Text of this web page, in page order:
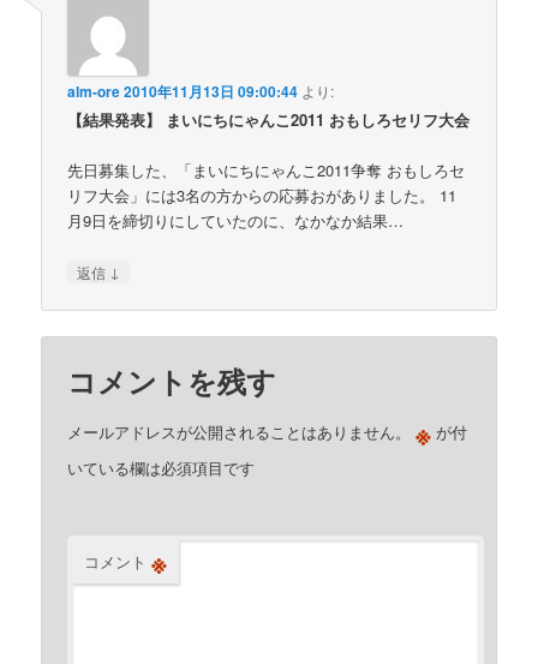
alm-ore2010年11月13日 09:00:44 より:
【結果発表】 まいにちにゃんこ2011 おもしろセリフ大会
先日募集した、「まいにちにゃんこ2011争奪 おもしろセ
リフ大会」には3名の方からの応募おがありました。 11
月9日を締切りにしていたのに、なかなか結果…
返信 ↓
コメントを残す
メールアドレスが公開されることはありません。 ※ が付
いている欄は必須項目です
コメント ※